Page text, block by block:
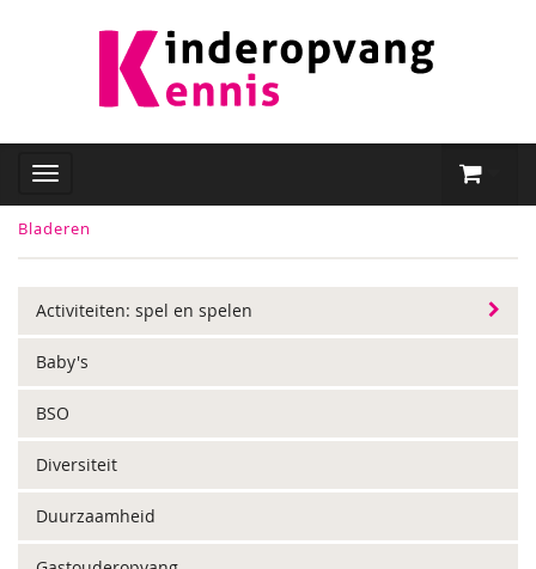
Bladeren
Activiteiten: spel en spelen
Baby's
BSO
Diversiteit
Duurzaamheid